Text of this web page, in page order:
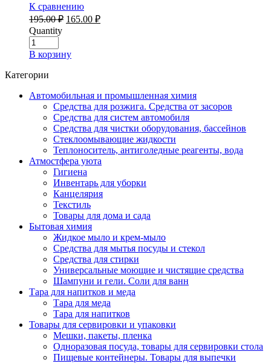
К сравнению
195.00₽ Первоначальная
195.00 ₽.
165.00 ₽Текущая
Quantity
В корзину
Категории
Автомобильная и промышленная химия
Средства для розжига. Средства от засоров
Средства для систем автомобиля
Средства для чистки оборудования, бассейнов
Стеклоомывающие жидкости
Теплоноситель, антиголедные реагенты, вода
Атмостфера уюта
Гигиена
Инвентарь для уборки
Канцелярия
Текстиль
Товары для дома и сада
Бытовая химия
Жидкое мыло и крем-мыло
Средства для мытья посуды и стекол
Средства для стирки
Универсальные моющие и чистящие средства
Шампуни и гели. Соли для ванн
Тара для напитков и меда
Тара для меда
Тара для напитков
Товары для сервировки и упаковки
Мешки, пакеты, пленка
Одноразовая посуда, товары для сервировки стола
Пищевые контейнеры. Товары для выпечки